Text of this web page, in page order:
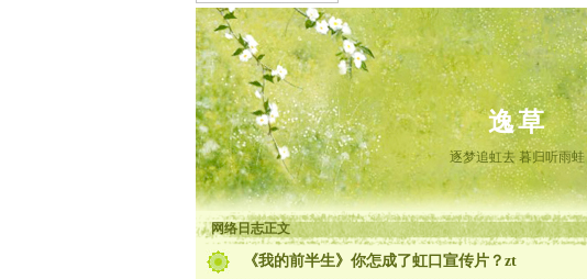
逸草
逐梦追虹去 暮归听雨蛙
网络日志正文
《我的前半生》你怎成了虹口宣传片？zt